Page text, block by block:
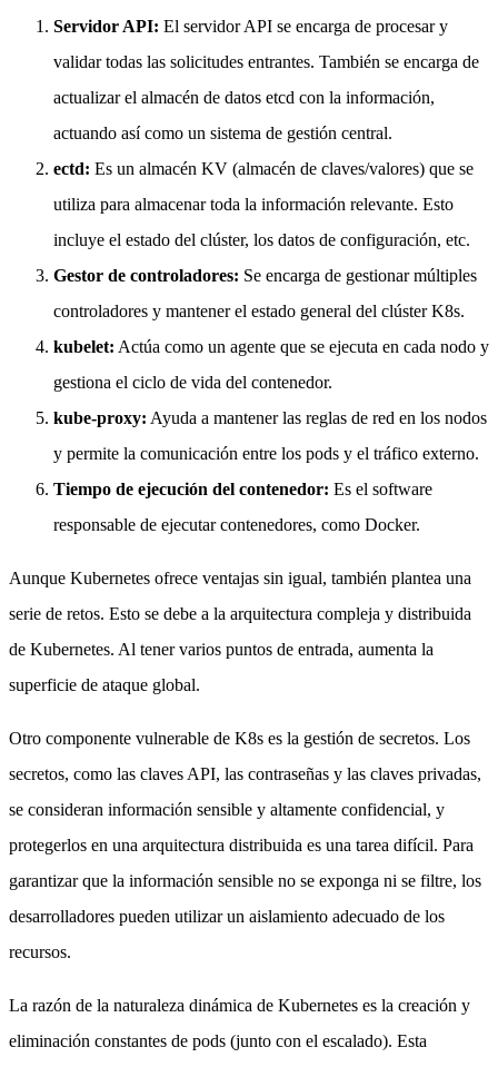
Servidor API: El servidor API se encarga de procesar y
validar todas las solicitudes entrantes. También se encarga de
actualizar el almacén de datos etcd con la información,
actuando así como un sistema de gestión central.
ectd: Es un almacén KV (almacén de claves/valores) que se
utiliza para almacenar toda la información relevante. Esto
incluye el estado del clúster, los datos de configuración, etc.
Gestor de controladores: Se encarga de gestionar múltiples
controladores y mantener el estado general del clúster K8s.
kubelet: Actúa como un agente que se ejecuta en cada nodo y
gestiona el ciclo de vida del contenedor.
kube-proxy: Ayuda a mantener las reglas de red en los nodos
y permite la comunicación entre los pods y el tráfico externo.
Tiempo de ejecución del contenedor: Es el software
responsable de ejecutar contenedores, como Docker.
Aunque Kubernetes ofrece ventajas sin igual, también plantea una
serie de retos. Esto se debe a la arquitectura compleja y distribuida
de Kubernetes. Al tener varios puntos de entrada, aumenta la
superficie de ataque global.
Otro componente vulnerable de K8s es la gestión de secretos. Los
secretos, como las claves API, las contraseñas y las claves privadas,
se consideran información sensible y altamente confidencial, y
protegerlos en una arquitectura distribuida es una tarea difícil. Para
garantizar que la información sensible no se exponga ni se filtre, los
desarrolladores pueden utilizar un aislamiento adecuado de los
recursos.
La razón de la naturaleza dinámica de Kubernetes es la creación y
eliminación constantes de pods (junto con el escalado). Esta